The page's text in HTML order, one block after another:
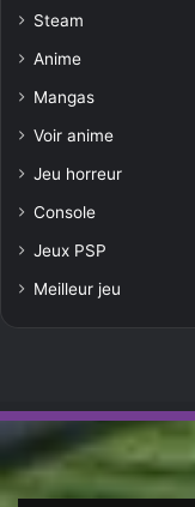
Steam
Anime
Mangas
Voir anime
Jeu horreur
Console
Jeux PSP
Meilleur jeu